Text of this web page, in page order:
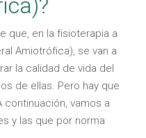
que, en la fisioterapia a
Amiotrófica), se van a
la calidad de vida del
de ellas. Pero hay que
vamos a
y las que por norma